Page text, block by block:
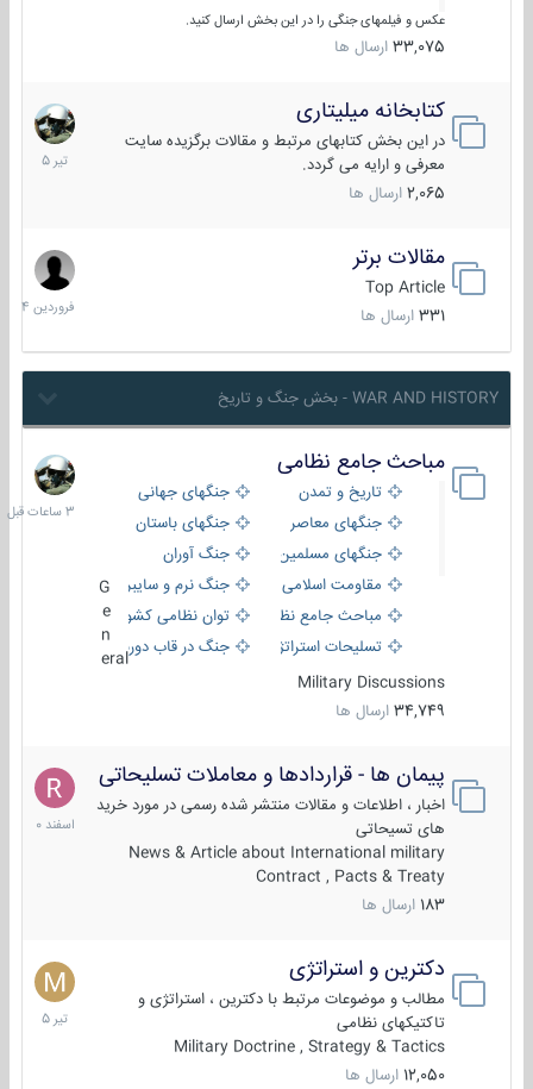
عکس و فیلمهای جنگی را در این بخش ارسال کنید.
33,075 ارسال ها
کتابخانه میلیتاری
در این بخش کتابهای مرتبط و مقالات برگزیده سایت
معرفی و ارایه می گردد.
2,065 ارسال ها
16
تیر
1405
مقالات برتر
Top Article
331 ارسال ها
29
فروردین
1404
WAR AND HISTORY - بخش جنگ و تاریخ
مباحث جامع نظامی
تاریخ و تمدن
جنگهای جهانی
جنگهای معاصر
جنگهای باستان
جنگهای مسلمین
جنگ آوران
مقاومت اسلامی
جنگ نرم و سایبری
مباحث جامع نظامی
توان نظامی کشورها
تسلیحات استراتژیک
جنگ در قاب دوربین
eral
Military Discussions
34,749 ارسال ها
3
ساعات
قبل
پیمان ها - قراردادها و معاملات تسلیحاتی
اخبار ، اطلاعات و مقالات منتشر شده رسمی در مورد خرید
های تسیحاتی
News & Article about International military
Contract , Pacts & Treaty
183 ارسال ها
7
اسفند
1400
دکترین و استراتژی
مطالب و موضوعات مرتبط با دکترین ، استراتژی و
تاکتیکهای نظامی
Military Doctrine , Strategy & Tactics
12,050 ارسال ها
27
تیر
1405